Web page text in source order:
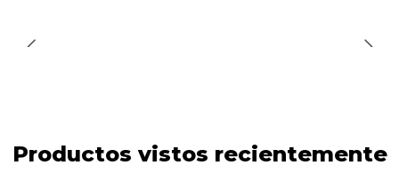
Productos vistos recientemente